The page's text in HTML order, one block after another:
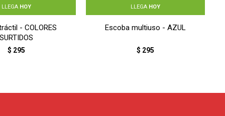
LLEGA HOY
- COLORES
SURTIDOS
$ 295
LLEGA HOY
Escoba multiuso - AZUL
$ 295